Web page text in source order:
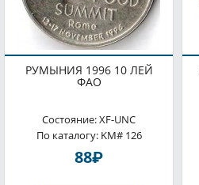
РУМЫНИЯ 1996 10 ЛЕЙ
ФАО
Состояние: XF-UNC
По каталогу: KM# 126
88P